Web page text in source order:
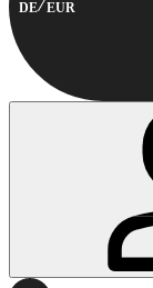
DE EUR